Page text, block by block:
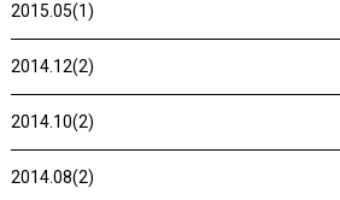
2015.05(1)
2014.12(2)
2014.10(2)
2014.08(2)